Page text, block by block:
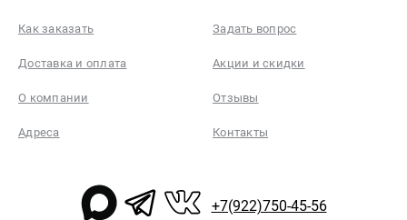
Как заказать Задать вопрос
Доставка и оплата Акции и скидки
О компании Отзывы
Адреса Контакты
+7(922)750-45-56